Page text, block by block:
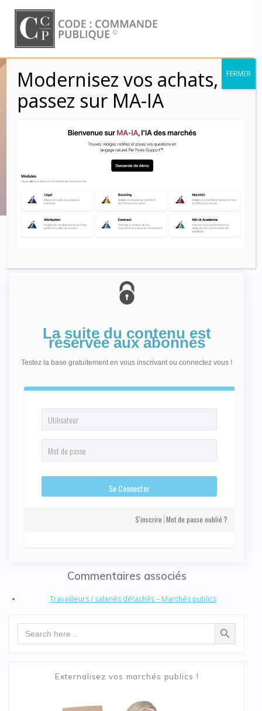
to
content
Travaileurs
détachés – Salariés
détachés (Clauses)
Code : Commande Publique
La suite du contenu est
réservée aux abonnés
Testez la base gratuitement en vous inscrivant ou connectez vous !
S'inscrire Mot de passe oublié ?
Commentaires associés
Travailleurs / salariés détachés – Marchés publics
Search Search Button
Externalisez vos marchés publics !
Modernisez vos achats,
passez sur MA-IA
FERMER